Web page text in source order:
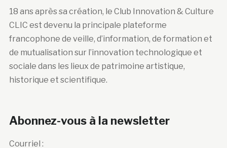
18 ans après sa création, le Club Innovation & Culture
CLIC est devenu la principale plateforme
francophone de veille, d’information, de formation et
de mutualisation sur l’innovation technologique et
sociale dans les lieux de patrimoine artistique,
historique et scientifique.
Abonnez-vous à la newsletter
Courriel :